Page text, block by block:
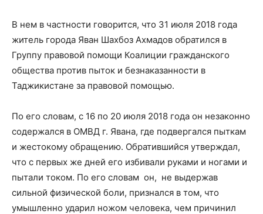
В нем в частности говорится, что 31 июля 2018 года
житель города Яван Шахбоз Ахмадов обратился в
Группу правовой помощи Коалиции гражданского
общества против пыток и безнаказанности в
Таджикистане за правовой помощью.
По его словам, с 16 по 20 июля 2018 года он незаконно
содержался в ОМВД г. Явана, где подвергался пыткам
и жестокому обращению. Обратившийся утверждал,
что с первых же дней его избивали руками и ногами и
пытали током. По его словам он, не выдержав
сильной физической боли, признался в том, что
умышленно ударил ножом человека, чем причинил